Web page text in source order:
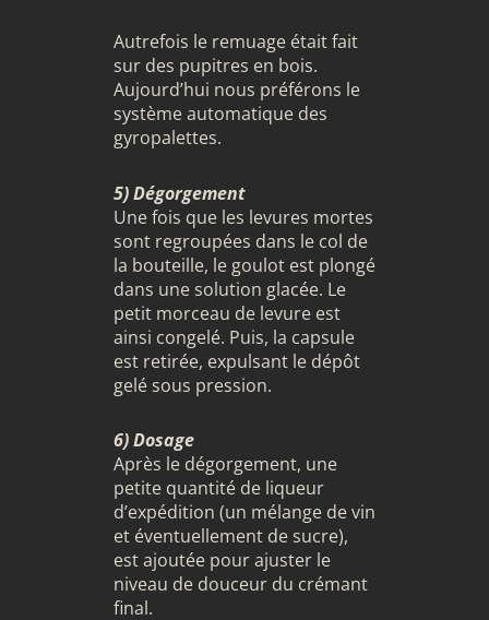
Autrefois le remuage était fait
sur des pupitres en bois.
Aujourd’hui nous préférons le
système automatique des
gyropalettes.
5) Dégorgement
Une fois que les levures mortes
sont regroupées dans le col de
la bouteille, le goulot est plongé
dans une solution glacée. Le
petit morceau de levure est
ainsi congelé. Puis, la capsule
est retirée, expulsant le dépôt
gelé sous pression.
6) Dosage
Après le dégorgement, une
petite quantité de liqueur
d’expédition (un mélange de vin
et éventuellement de sucre),
est ajoutée pour ajuster le
niveau de douceur du crémant
final.